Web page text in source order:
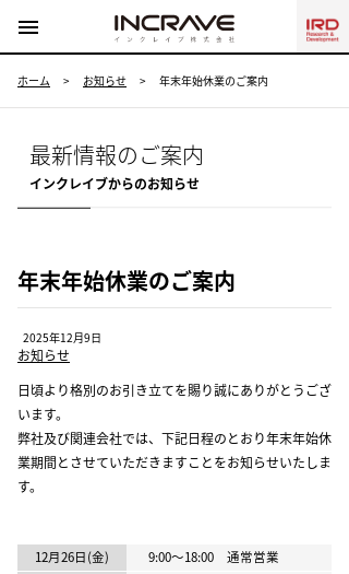
ホーム > お知らせ > 年末年始休業のご案内
最新情報のご案内
インクレイブからのお知らせ
年末年始休業のご案内
2025年12月9日
お知らせ
日頃より格別のお引き立てを賜り誠にありがとうござ
います。
弊社及び関連会社では、下記日程のとおり年末年始休
業期間とさせていただきますことをお知らせいたしま
す。
12月26日(金)
9:00～18:00 通常営業